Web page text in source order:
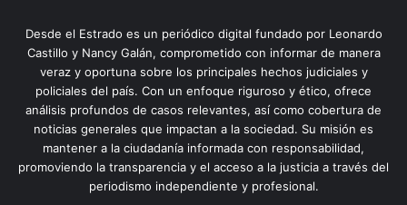
Desde el Estrado es un periódico digital fundado por Leonardo
Castillo y Nancy Galán, comprometido con informar de manera
veraz y oportuna sobre los principales hechos judiciales y
policiales del país. Con un enfoque riguroso y ético, ofrece
análisis profundos de casos relevantes, así como cobertura de
noticias generales que impactan a la sociedad. Su misión es
mantener a la ciudadanía informada con responsabilidad,
promoviendo la transparencia y el acceso a la justicia a través del
periodismo independiente y profesional.